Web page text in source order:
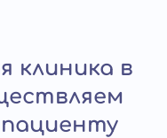
клиника в